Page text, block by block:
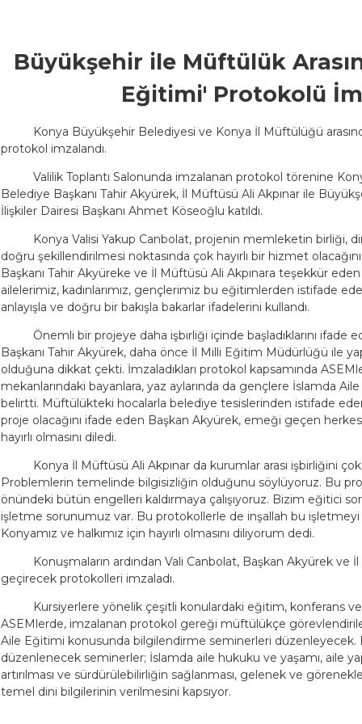
Büyükşehir ile Müftülük
Eğitimi' Protokolü
Konya Büyükşehir Belediyesi ve Konya İl Müftülüğü
protokol imzalandı.
Valilik Toplantı Salonunda imzalanan protokol törenine
Belediye Başkanı Tahir Akyürek, İl Müftüsü Ali Akpınar ile
İlişkiler Dairesi Başkanı Ahmet Köseoğlu katıldı.
Konya Valisi Yakup Canbolat, projenin memleketin birliği,
doğru şekillendirilmesi noktasında çok hayırlı bir hizmet
Başkanı Tahir Akyüreke ve İl Müftüsü Ali Akpınara teşekkür
ailelerimiz, kadınlarımız, gençlerimiz bu eğitimlerden istifade
anlayışla ve doğru bir bakışla bakarlar ifadelerini kullandı.
Önemli bir projeye daha işbirliği içinde başladıklarını ifade
Başkanı Tahir Akyürek, daha önce İl Milli Eğitim Müdürlüğü ile
olduğuna dikkat çekti. İmzaladıkları protokol kapsamında
mekanlarındaki bayanlara, yaz aylarında da gençlere İslamda
belirtti. Müftülükteki hocalarla belediye tesislerinden istifade
proje olacağını ifade eden Başkan Akyürek, emeği geçen
hayırlı olmasını diledi.
Konya İl Müftüsü Ali Akpınar da kurumlar arası işbirliğini
Problemlerin temelinde bilgisizliğin olduğunu söylüyoruz. Bu
önündeki bütün engelleri kaldırmaya çalışıyoruz. Bizim eğitici
işletme sorunumuz var. Bu protokollerle de inşallah bu işletmeyi
Konyamız ve halkımız için hayırlı olmasını diliyorum dedi.
Konuşmaların ardından Vali Canbolat, Başkan Akyürek ve
geçirecek protokolleri imzaladı.
Kursiyerlere yönelik çeşitli konulardaki eğitim, konferans
ASEMlerde, imzalanan protokol gereği müftülükçe
Aile Eğitimi konusunda bilgilendirme seminerleri
düzenlenecek seminerler; İslamda aile hukuku ve yaşamı, aile
artırılması ve sürdürülebilirliğin sağlanması, gelenek ve
temel dini bilgilerinin verilmesini kapsıyor.